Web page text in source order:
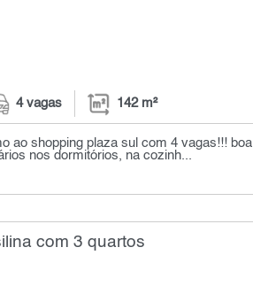
4 vagas 142 m²
ao shopping plaza sul com 4 vagas!!! boa
nos dormitórios, na cozinh...
com 3 quartos